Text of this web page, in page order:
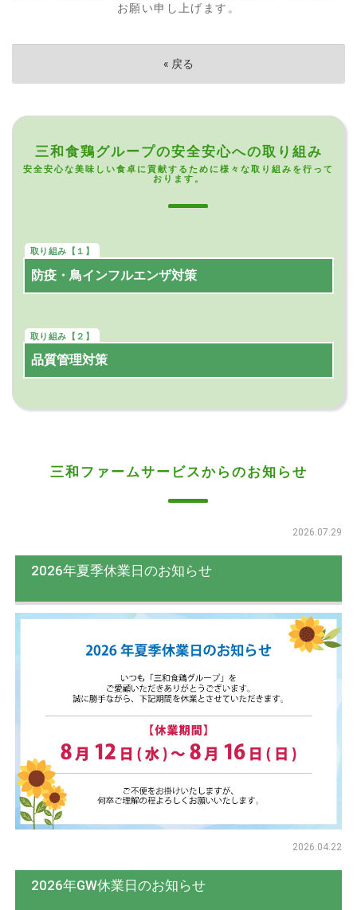
お願い申し上げます。
« 戻る
三和食鶏グループの安全安心への取り組み
安全安心な美味しい食卓に貢献するために様々な取り組みを行って
おります。
防疫・鳥インフルエンザ対策
品質管理対策
三和ファームサービスからのお知らせ
2026.07.29
2026年夏季休業日のお知らせ
2026.04.22
2026年GW休業日のお知らせ